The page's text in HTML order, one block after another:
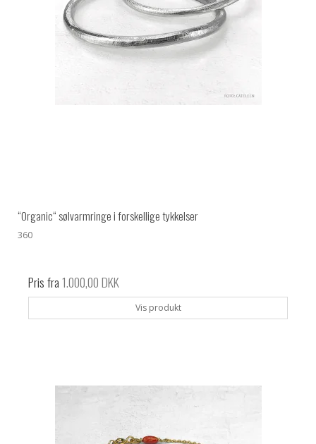
“Organic“ sølvarmringe i forskellige tykkelser
360
Pris fra1.000,00 DKK
Vis produkt